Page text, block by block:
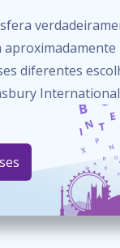
diferentes